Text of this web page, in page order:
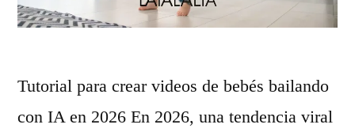
e
n
Tutorial para crear videos de bebés bailando
con IA en 2026 En 2026, una tendencia viral